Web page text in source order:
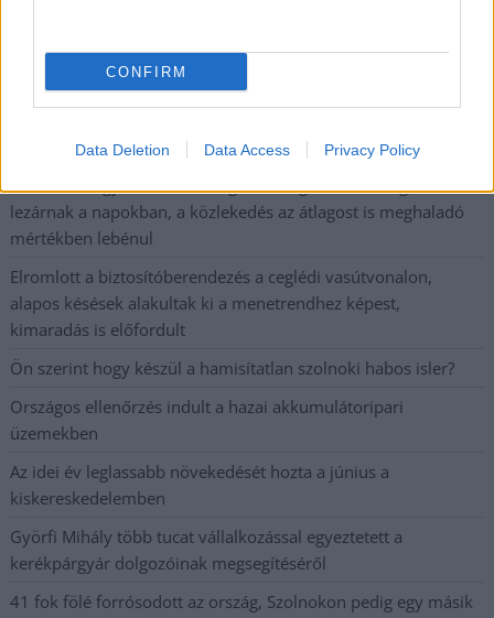
CONFIRM
Data Deletion Data Access Privacy Policy
több otthoni kútból fogy ki a víz
Már magasabb szinten is nyomoznak Szijjártó
ez csak az egyik botrány
lezárnak a napokban, a közlekedés az átlagost is meghaladó
mértékben lebénul
Elromlott a biztosítóberendezés a ceglédi vasútvonalon,
alapos késések alakultak ki a menetrendhez képest,
kimaradás is előfordult
Ön szerint hogy készül a hamisítatlan szolnoki habos isler?
Országos ellenőrzés indult a hazai akkumulátoripari
üzemekben
Az idei év leglassabb növekedését hozta a június a
kiskereskedelemben
Györfi Mihály több tucat vállalkozással egyeztetett a
kerékpárgyár dolgozóinak megsegítéséről
41 fok fölé forrósodott az ország, Szolnokon pedig egy másik